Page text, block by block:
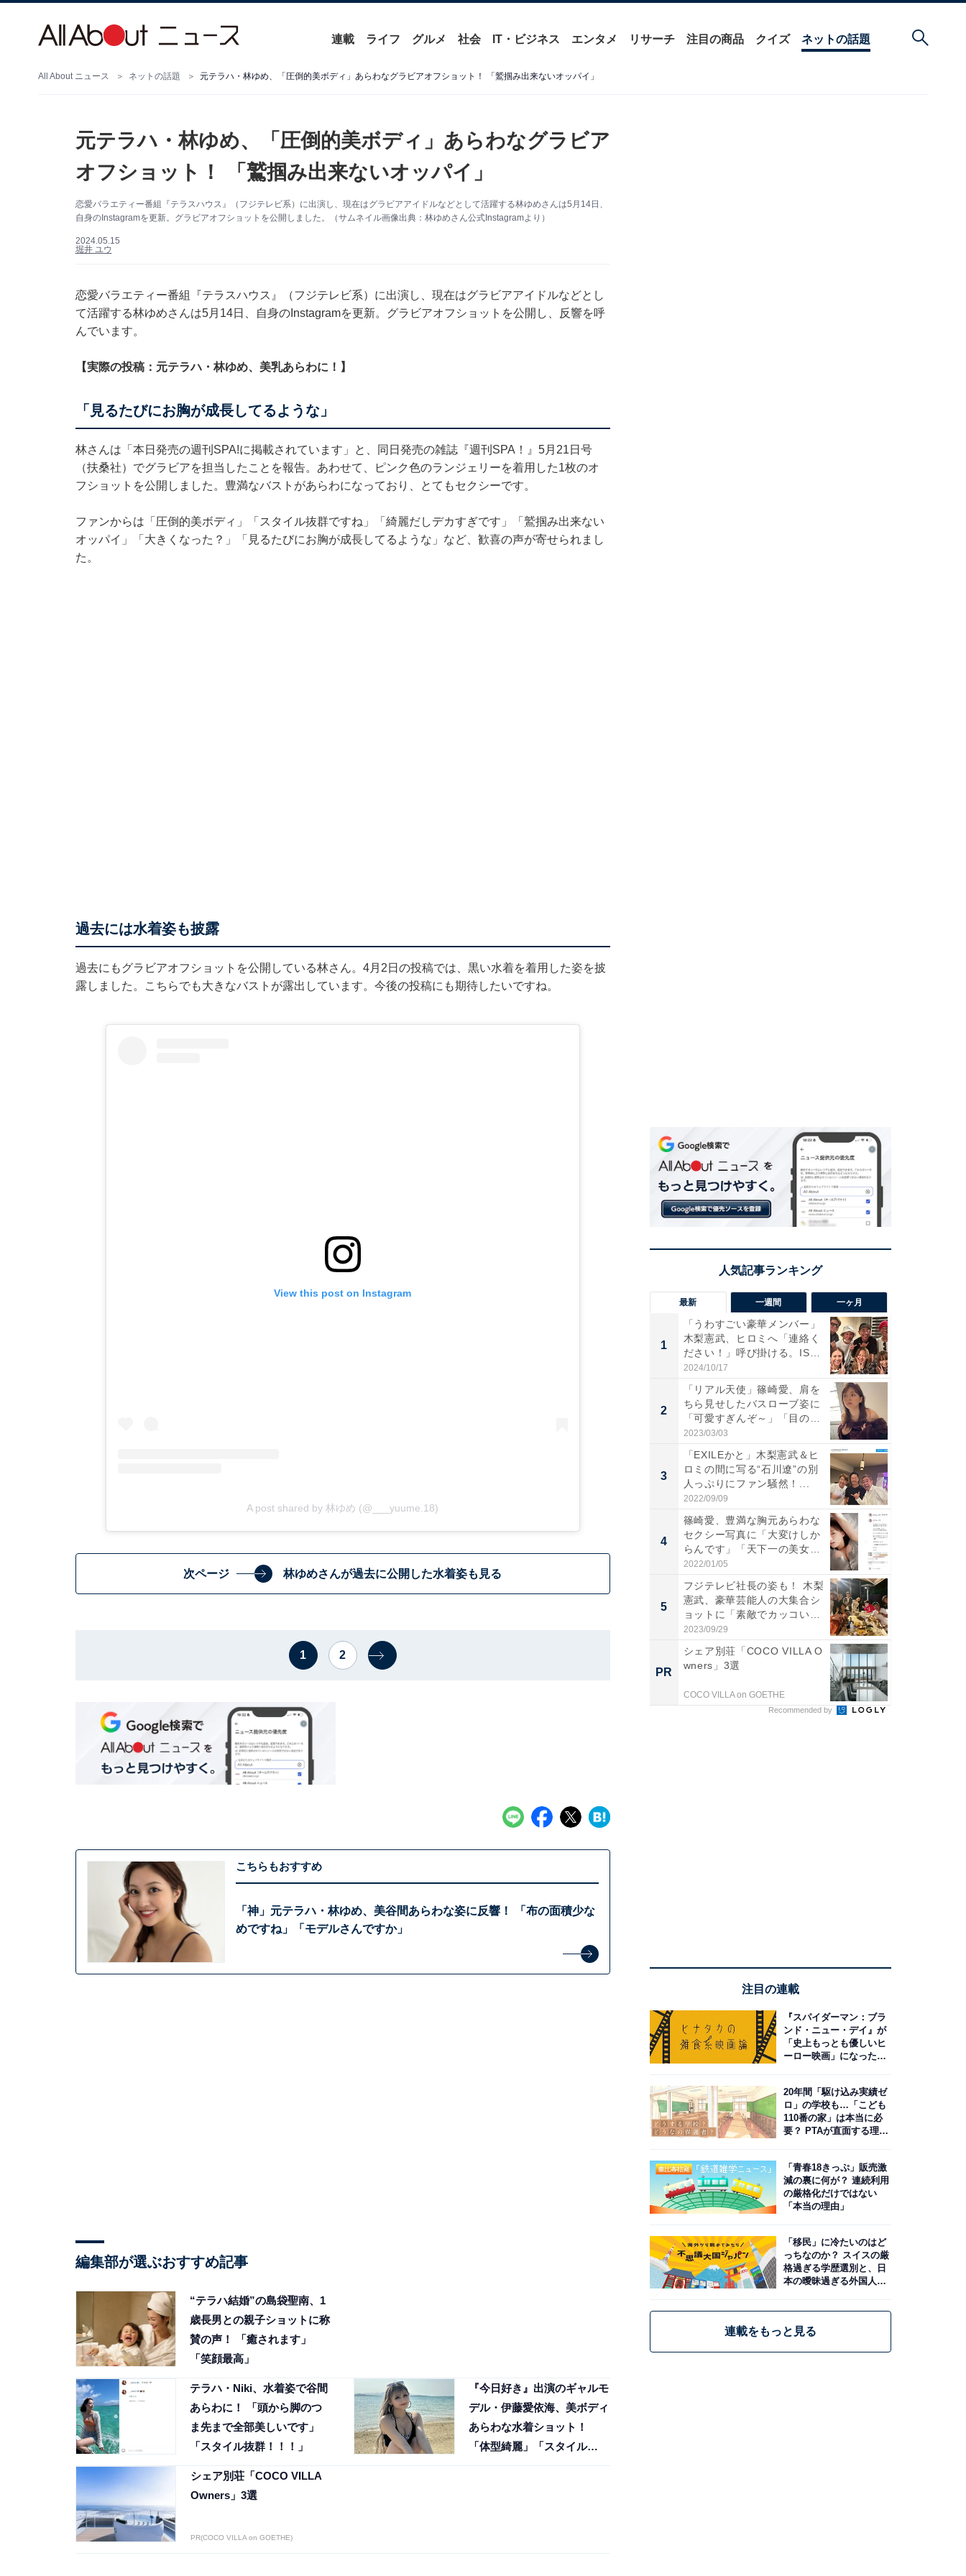
連載 ライフ グルメ 社会 IT・ビジネス エンタメ リサーチ 注目の商品 クイズ ネットの話題
All About ニュース ネットの話題 元テラハ・林ゆめ、「圧倒的美ボディ」あらわなグラビアオフショット！ 「鷲掴み出来ないオッパイ」
元テラハ・林ゆめ、「圧倒的美ボディ」あらわなグラビア
オフショット！ 「鷲掴み出来ないオッパイ」
恋愛バラエティー番組『テラスハウス』（フジテレビ系）に出演し、現在はグラビアアイドルなどとして活躍する林ゆめさんは5月14日、
自身のInstagramを更新。グラビアオフショットを公開しました。（サムネイル画像出典：林ゆめさん公式Instagramより）
2024.05.15
堀井 ユウ
恋愛バラエティー番組『テラスハウス』（フジテレビ系）に出演し、現在はグラビアアイドルなどとし
て活躍する林ゆめさんは5月14日、自身のInstagramを更新。グラビアオフショットを公開し、反響を呼
んでいます。
【実際の投稿：元テラハ・林ゆめ、美乳あらわに！】
「見るたびにお胸が成長してるような」
林さんは「本日発売の週刊SPA!に掲載されています」と、同日発売の雑誌『週刊SPA！』5月21日号
（扶桑社）でグラビアを担当したことを報告。あわせて、ピンク色のランジェリーを着用した1枚のオ
フショットを公開しました。豊満なバストがあらわになっており、とてもセクシーです。
ファンからは「圧倒的美ボディ」「スタイル抜群ですね」「綺麗だしデカすぎです」「鷲掴み出来ない
オッパイ」「大きくなった？」「見るたびにお胸が成長してるような」など、歓喜の声が寄せられまし
た。
過去には水着姿も披露
過去にもグラビアオフショットを公開している林さん。4月2日の投稿では、黒い水着を着用した姿を披
露しました。こちらでも大きなバストが露出しています。今後の投稿にも期待したいですね。
View this post on Instagram
A post shared by 林ゆめ (@___yuume.18)
次ページ 林ゆめさんが過去に公開した水着姿も見る
1 2
こちらもおすすめ
「神」元テラハ・林ゆめ、美谷間あらわな姿に反響！ 「布の面積少な
めですね」「モデルさんですか」
編集部が選ぶおすすめ記事
“テラハ結婚”の島袋聖南、1
歳長男との親子ショットに称
賛の声！ 「癒されます」
「笑顔最高」
テラハ・Niki、水着姿で谷間
あらわに！ 「頭から脚のつ
ま先まで全部美しいです」
「スタイル抜群！！！」
『今日好き』出演のギャルモ
デル・伊藤愛依海、美ボディ
あらわな水着ショット！
「体型綺麗」「スタイル
シェア別荘「COCO VILLA
Owners」3選
PR(COCO VILLA on GOETHE)
最新 一週間 一ヶ月
1
「うわすごい豪華メンバー」
木梨憲武、ヒロミへ「連絡く
ださい！」呼び掛ける。IS
S...
2024/10/17
2
「リアル天使」篠崎愛、肩を
ちら見せしたバスローブ姿に
「可愛すぎんぞ～」「目の表
情...
2023/03/03
3
「EXILEかと」木梨憲武＆ヒ
ロミの間に写る“石川遼”の別
人っぷりにファン騒然！...
2022/09/09
4
篠崎愛、豊満な胸元あらわな
セクシー写真に「大変けしか
らんです」「天下一の美女で
す...
2022/01/05
5
フジテレビ社長の姿も！ 木梨
憲武、豪華芸能人の大集合シ
ョットに「素敵でカッコい
い...
2023/09/29
PR
シェア別荘「COCO VILLA O
wners」3選
COCO VILLA on GOETHE
Recommended by
注目の連載
『スパイダーマン：ブラ
ンド・ニュー・デイ』が
「史上もっとも優しいヒ
ーロー映画」になった理
20年間「駆け込み実績ゼ
ロ」の学校も…「こども
110番の家」は本当に必
要？ PTAが直面する理想
「青春18きっぷ」販売激
減の裏に何が？ 連続利用
の厳格化だけではない
「本当の理由」
「移民」に冷たいのはど
っちなのか？ スイスの厳
格過ぎる学歴選別と、日
本の曖昧過ぎる外国人政
連載をもっと見る